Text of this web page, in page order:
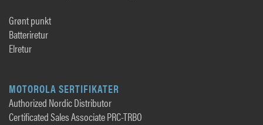
Grønt punkt
Batteriretur
Elretur
MOTOROLA SERTIFIKATER
Authorized Nordic Distributor
Certificated Sales Associate PRC-TRBO